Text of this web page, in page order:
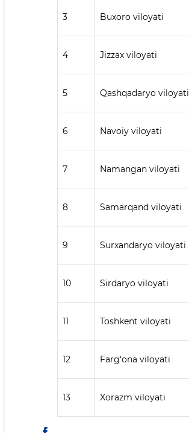
3 Buxoro viloyati
4 Jizzax viloyati
5 Qashqadaryo viloyati
6 Navoiy viloyati
7 Namangan viloyati
8 Samarqand viloyati
9 Surxandaryo viloyati
10 Sirdaryo viloyati
11 Toshkent viloyati
12 Farg‘ona viloyati
13 Xorazm viloyati